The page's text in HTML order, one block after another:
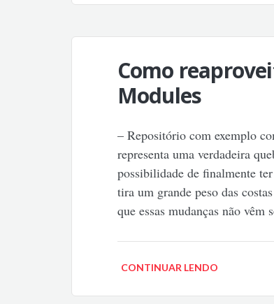
Como
Modules
– Repositório com exemplo
representa uma verdadeira
possibilidade de finalmente
tira um grande peso das
que essas mudanças não vêm
CONTINUAR LENDO